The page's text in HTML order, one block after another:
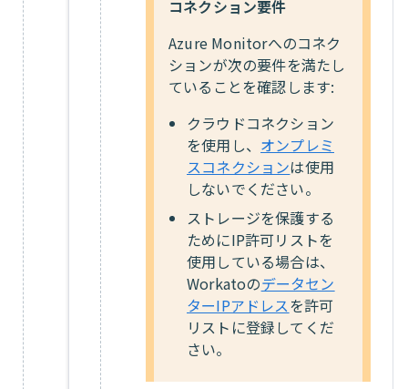
コネクション要件
Azure Monitorへのコネク
ションが次の要件を満たし
ていることを確認します:
クラウドコネクション
を使用し、 オンプレミ
スコネクションは使用
しないでください。
ストレージを保護する
ためにIP許可リストを
使用している場合は、
Workatoのデータセン
ターIPアドレスを許可
リストに登録してくだ
さい。